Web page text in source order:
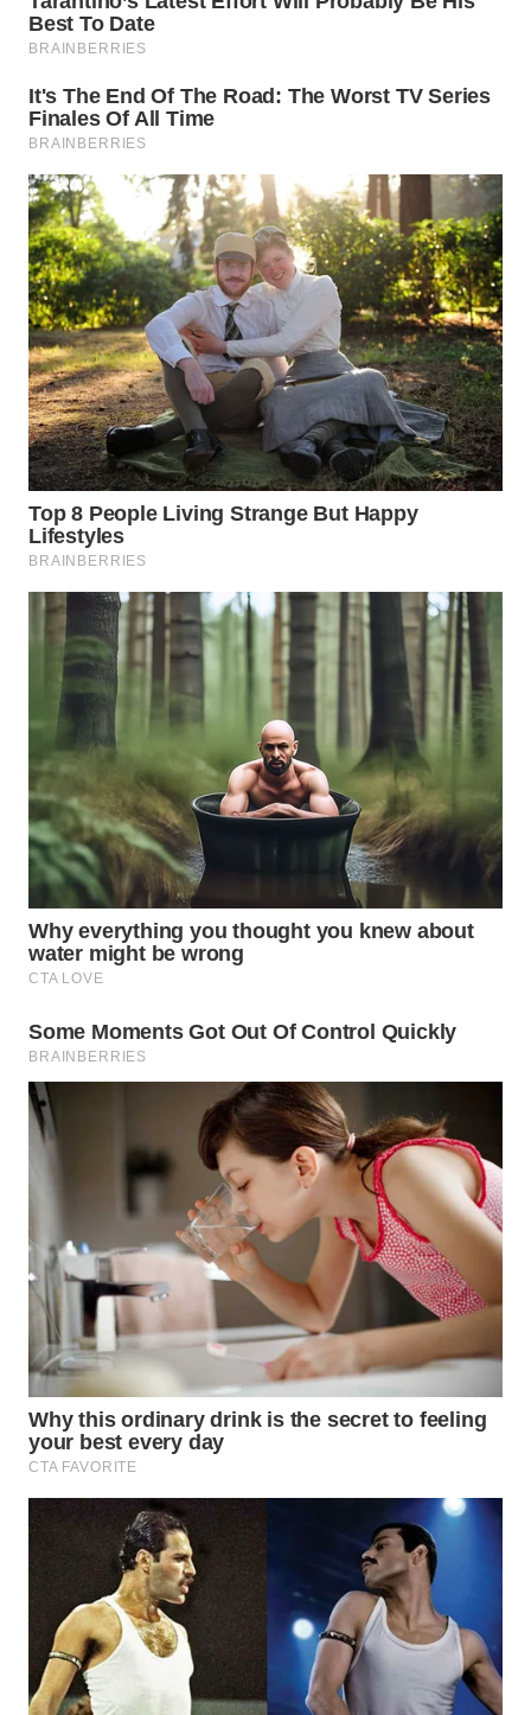
KARAWANG
BEKASI
BOGOR
WN
DEPOK
WN
TAPANULI
UTARA
WN
SAMOSIR
WN
PADANG
LAWAS
WN
SUMEDANG
WN
CIANJUR
WN
KEPULAUAN
SERIBU
WN
TANGERANG
WN
BINJAI
CIREBON
WN
KUNINGAN
WN
MAJALENGKA
WN
WN
SUKABUMI
WN
PURWAKARTA